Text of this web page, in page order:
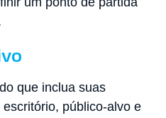
que inclua suas
público-alvo e